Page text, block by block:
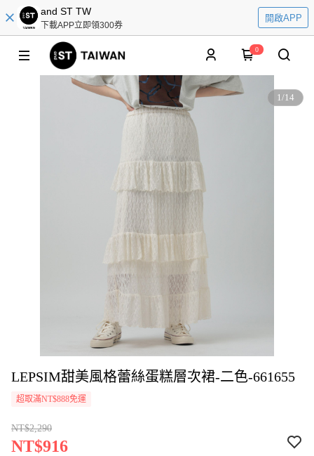
and ST TW
下載APP立即領300券
開啟APP
0
1/14
LEPSIM甜美風格蕾絲蛋糕層次裙-二色-661655
超取滿NT$888免運
NT$2,290
NT$916